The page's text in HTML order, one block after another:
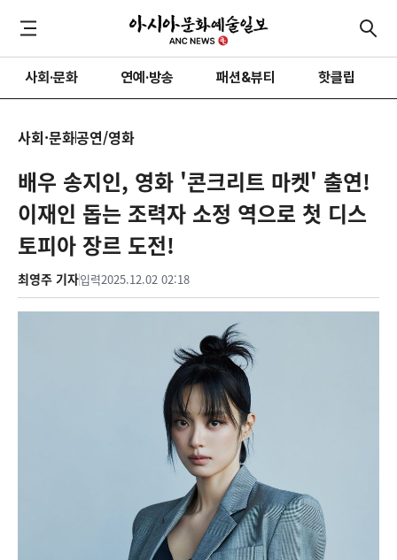
사회·문화 연예·방송 패션&뷰티 핫클립
사회·문화공연/영화
배우 송지인, 영화 '콘크리트 마켓' 출연!
이재인 돕는 조력자 소정 역으로 첫 디스
토피아 장르 도전!
최영주 기자입력2025.12.02 02:18